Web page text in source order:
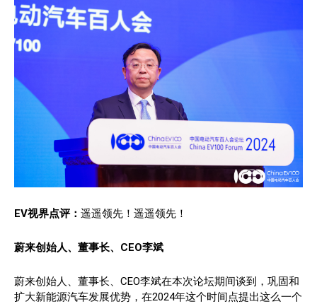
EV视界点评： 遥遥领先！遥遥领先！
蔚来创始人、董事长、CEO李斌
蔚来创始人、董事长、CEO李斌在本次论坛期间谈到，巩固和
扩大新能源汽车发展优势，在2024年这个时间点提出这么一个